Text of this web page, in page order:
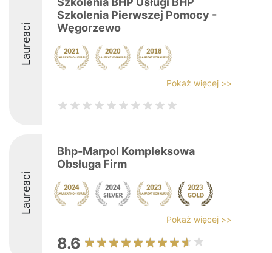
Laureaci
Szkolenia Pierwszej Pomocy -
Węgorzewo
Pokaż więcej >>
Laureaci
Bhp-Marpol Kompleksowa
Obsługa Firm
Pokaż więcej >>
8.6